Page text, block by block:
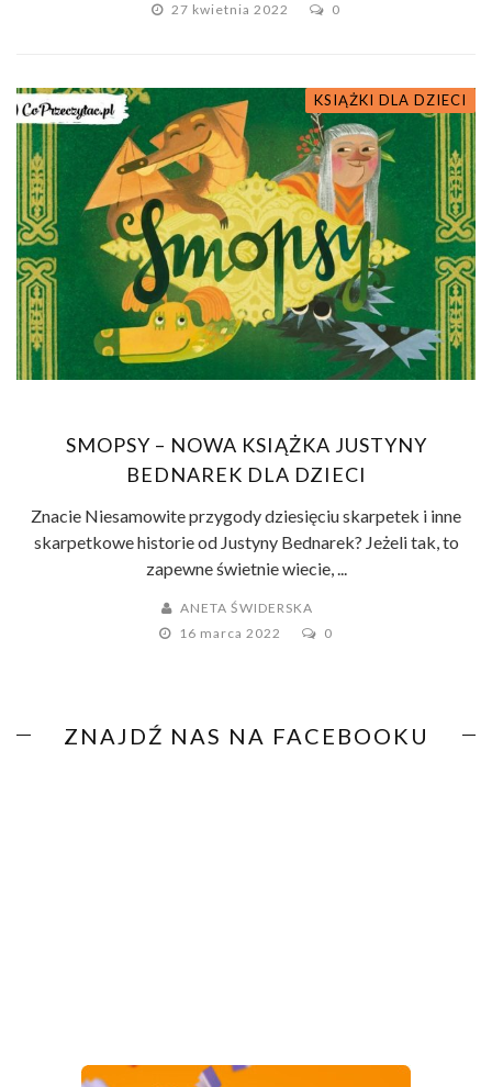
27 kwietnia 2022
0
KSIĄŻKI DLA DZIECI
SMOPSY – NOWA KSIĄŻKA JUSTYNY
BEDNAREK DLA DZIECI
Znacie Niesamowite przygody dziesięciu skarpetek i inne
skarpetkowe historie od Justyny Bednarek? Jeżeli tak, to
zapewne świetnie wiecie, ...
ANETA ŚWIDERSKA
16 marca 2022
0
ZNAJDŹ NAS NA FACEBOOKU